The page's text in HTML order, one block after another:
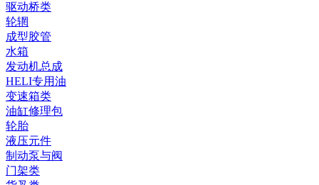
驱动桥类
轮辋
成型胶管
水箱
发动机总成
HELI专用油
变速箱类
油缸修理包
轮胎
液压元件
制动泵与阀
门架类